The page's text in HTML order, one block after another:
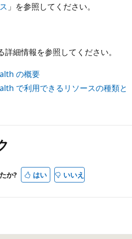
」を参照してください。
細情報を参照してください。
の概要
で利用できるリソースの種類と
か? はい いいえ